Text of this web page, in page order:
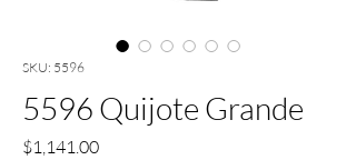
SKU: 5596
5596 Quijote Grande
$1,141.00Precio